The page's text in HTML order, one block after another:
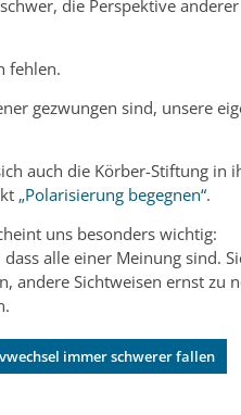
die Perspektive
fehlen.
gezwungen sind, unsere
auch die Körber-Stiftung in
„Polarisierung begegnen“.
uns besonders wichtig:
alle einer Meinung sind.
andere Sichtweisen ernst zu
immer schwerer fallen